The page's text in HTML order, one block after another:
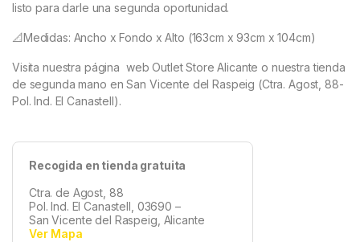
listo para darle una segunda oportunidad.
📐Medidas: Ancho x Fondo x Alto (163cm x 93cm x 104cm)
Visita nuestra página web Outlet Store Alicante o nuestra tienda
de segunda mano en San Vicente del Raspeig (Ctra. Agost, 88-
Pol. Ind. El Canastell).
Recogida en tienda gratuita
Ctra. de Agost, 88
Pol. Ind. El Canastell, 03690 –
San Vicente del Raspeig, Alicante
Ver Mapa